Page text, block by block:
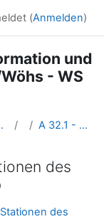
(Anmelden)
und
- WS
32-19.12. A 32.1 - Resümee zu den Stationen des Lehrausganges ins iDEAS:lab
des
des